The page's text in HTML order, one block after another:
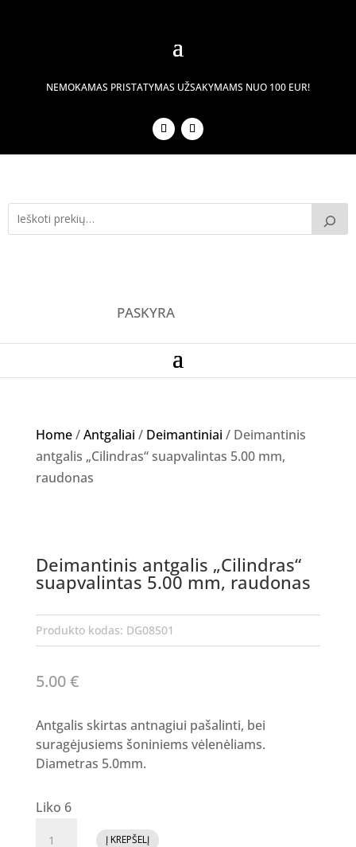
NEMOKAMAS PRISTATYMAS UŽSAKYMAMS NUO 100 EUR!
PASKYRA
Home/Antgaliai / Deimantiniai / Deimantinis
antgalis „Cilindras“ suapvalintas 5.00 mm,
raudonas
Deimantinis antgalis „Cilindras“
suapvalintas 5.00 mm, raudonas
Produkto kodas: DG08501
5.00€
Antgalis skirtas antnagiui pašalinti, bei
suragėjusiems šoniniems vėlenėliams.
Diametras 5.0mm.
Liko 6
Į KREPŠELĮ